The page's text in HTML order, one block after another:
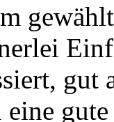
gut
eine